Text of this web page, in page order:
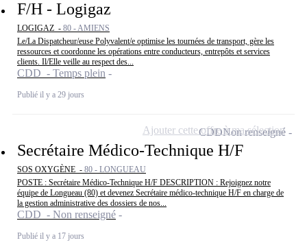
F/H - Logigaz
LOGIGAZ - 80 - AMIENS
Le/La Dispatcheur/euse Polyvalent/e optimise les tournées de transport, gère les
ressources et coordonne les opérations entre conducteurs, entrepôts et services
clients. Il/Elle veille au respect des...
CDD - Temps plein
Publié il y a 29 jours
Secrétaire Médico-Technique H/F
SOS OXYGÈNE - 80 - LONGUEAU
POSTE : Secrétaire Médico-Technique H/F DESCRIPTION : Rejoignez notre
équipe de Longueau (80) et devenez Secrétaire médico-technique H/F en charge de
la gestion administrative des dossiers de nos...
CDD - Non renseigné
Publié il y a 17 jours
CDDNon renseigné
Ajouter cette offre à ma sélection